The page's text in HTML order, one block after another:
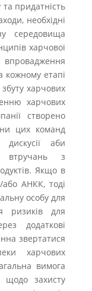
та придатність
необхідні
середовища
харчової
впровадження
кожному етапі
харчових
харчових
створено
цих команд
аби
втручань з
Якщо в
АНКК, тоді
особу для
ризиків для
додаткові
звертатися
харчових
вимога
щодо захисту